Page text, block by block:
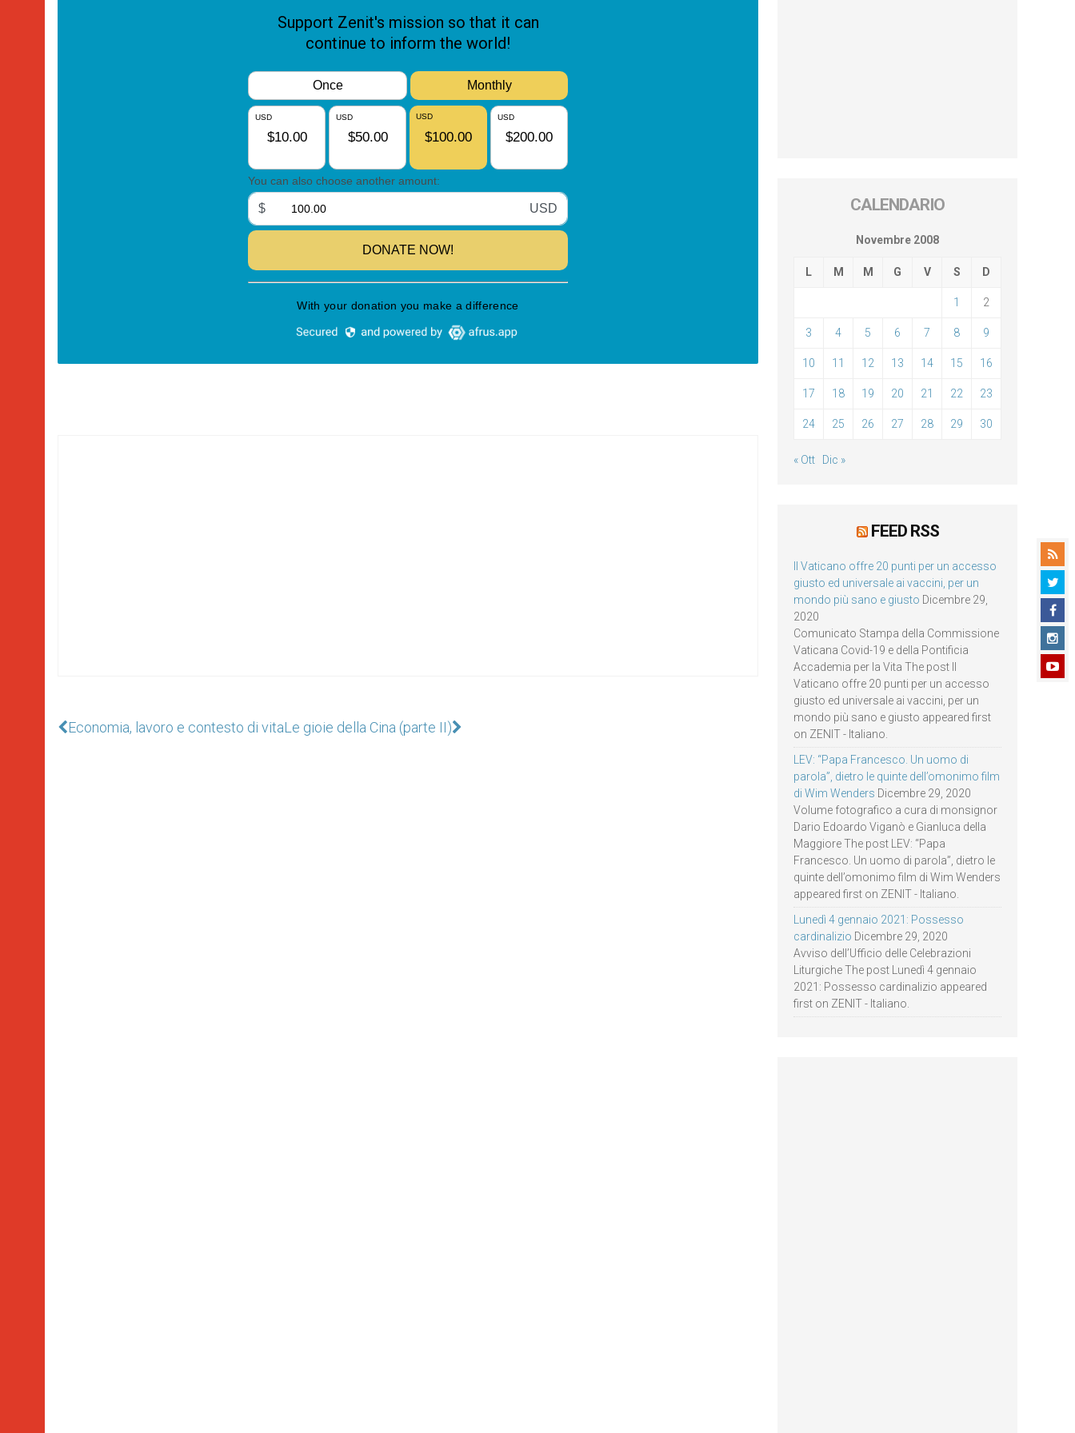
Economia, lavoro e contesto di vitaLe gioie della Cina (parte II)
CALENDARIO
Novembre 2008
L M M G V S D
1 2
3 4 5 6 7 8 9
10 11 12 13 14 15 16
17 18 19 20 21 22 23
24 25 26 27 28 29 30
« Ott Dic »
FEED RSS
Il Vaticano offre 20 punti per un accesso
giusto ed universale ai vaccini, per un
mondo più sano e giusto Dicembre 29,
2020
Comunicato Stampa della Commissione
Vaticana Covid-19 e della Pontificia
Accademia per la Vita The post Il
Vaticano offre 20 punti per un accesso
giusto ed universale ai vaccini, per un
mondo più sano e giusto appeared first
on ZENIT - Italiano.
LEV: “Papa Francesco. Un uomo di
parola”, dietro le quinte dell’omonimo film
di Wim Wenders Dicembre 29, 2020
Volume fotografico a cura di monsignor
Dario Edoardo Viganò e Gianluca della
Maggiore The post LEV: “Papa
Francesco. Un uomo di parola”, dietro le
quinte dell’omonimo film di Wim Wenders
appeared first on ZENIT - Italiano.
Lunedì 4 gennaio 2021: Possesso
cardinalizio Dicembre 29, 2020
Avviso dell’Ufficio delle Celebrazioni
Liturgiche The post Lunedì 4 gennaio
2021: Possesso cardinalizio appeared
first on ZENIT - Italiano.